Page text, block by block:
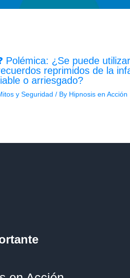
Polémica: ¿Se puede
reprimidos de la
o arriesgado?
y Seguridad / By Hipnosis en Acción